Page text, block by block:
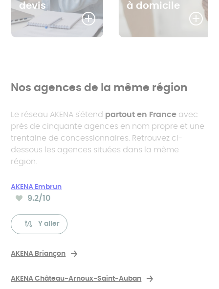
devis
à domicile
Nos agences de la même région
Le réseau AKENA s'étend partout en France avec
près de cinquante agences en nom propre et une
trentaine de concessionnaires. Retrouvez ci-
dessous les agences situées dans la même
région.
AKENA Embrun
Note moyenne :
9.2/10
Y aller
AKENA Briançon
AKENA Château-Arnoux-Saint-Auban